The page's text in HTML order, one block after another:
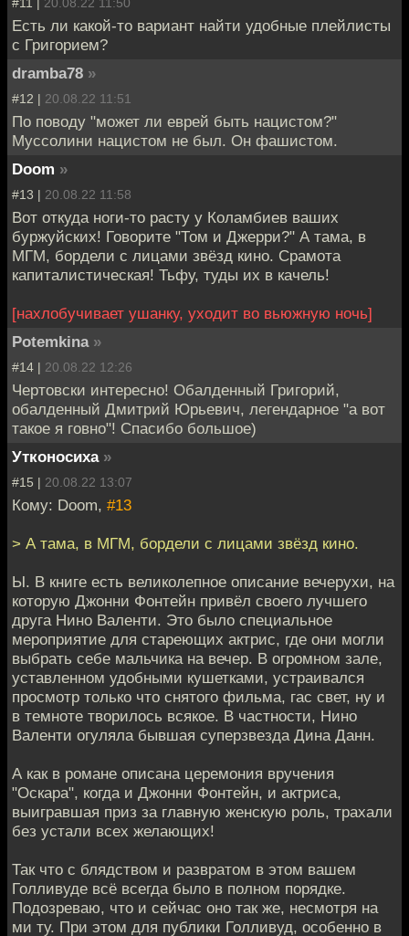
Есть ли какой-то вариант найти удобные плейлисты
с Григорием?
dramba78 »
#12 | 20.08.22 11:51
По поводу "может ли еврей быть нацистом?"
Муссолини нацистом не был. Он фашистом.
Doom »
#13 | 20.08.22 11:58
Вот откуда ноги-то расту у Коламбиев ваших
буржуйских! Говорите "Том и Джерри?" А тама, в
МГМ, бордели с лицами звёзд кино. Срамота
капиталистическая! Тьфу, туды их в качель!
[нахлобучивает ушанку, уходит во вьюжную ночь]
Potemkina »
#14 | 20.08.22 12:26
Чертовски интересно! Обалденный Григорий,
обалденный Дмитрий Юрьевич, легендарное "а вот
такое я говно"! Спасибо большое)
Утконосиха »
#15 | 20.08.22 13:07
Кому: Doom, #13
> А тама, в МГМ, бордели с лицами звёзд кино.
Ы. В книге есть великолепное описание вечерухи, на
которую Джонни Фонтейн привёл своего лучшего
друга Нино Валенти. Это было специальное
мероприятие для стареющих актрис, где они могли
выбрать себе мальчика на вечер. В огромном зале,
уставленном удобными кушетками, устраивался
просмотр только что снятого фильма, гас свет, ну и
в темноте творилось всякое. В частности, Нино
Валенти огуляла бывшая суперзвезда Дина Данн.
А как в романе описана церемония вручения
"Оскара", когда и Джонни Фонтейн, и актриса,
выигравшая приз за главную женскую роль, трахали
без устали всех желающих!
Так что с блядством и развратом в этом вашем
Голливуде всё всегда было в полном порядке.
Подозреваю, что и сейчас оно так же, несмотря на
ми ту. При этом для публики Голливуд, особенно в